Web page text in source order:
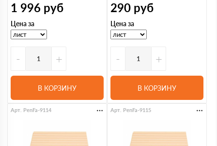
1 996 руб
Цена за
- +
В КОРЗИНУ
290 руб
Цена за
- +
В КОРЗИНУ
Арт. PenFa-9114 Арт. PenFa-9115